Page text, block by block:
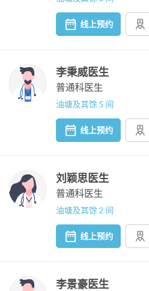
线上预约
李秉威医生
普通科医生
油塘及其馀 5 间
线上预约
刘颖思医生
普通科医生
油塘及其馀 2 间
线上预约
李景豪医生